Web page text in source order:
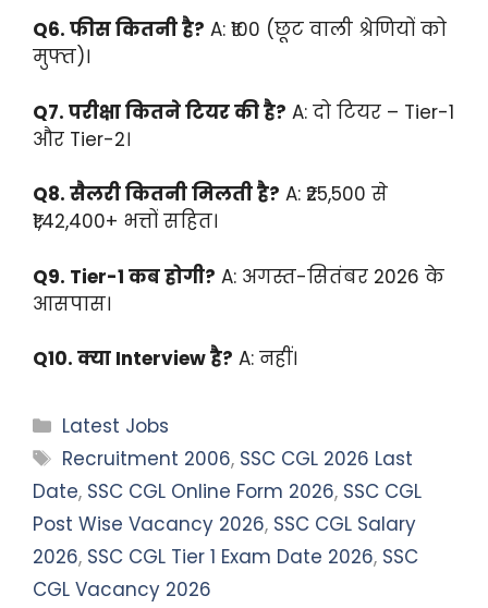
Q6. फीस कितनी है? A: ₹100 (छूट वाली श्रेणियों को
मुफ्त)।
Q7. परीक्षा कितने टियर की है? A: दो टियर – Tier-1
और Tier-2।
Q8. सैलरी कितनी मिलती है? A: ₹25,500 से
₹1,42,400+ भत्तों सहित।
Q9. Tier-1 कब होगी? A: अगस्त-सितंबर 2026 के
आसपास।
Q10. क्या Interview है? A: नहीं।
Categories
Latest Jobs
Tags
Recruitment 2006, SSC CGL 2026 Last
Date, SSC CGL Online Form 2026, SSC CGL
Post Wise Vacancy 2026, SSC CGL Salary
2026, SSC CGL Tier 1 Exam Date 2026, SSC
CGL Vacancy 2026